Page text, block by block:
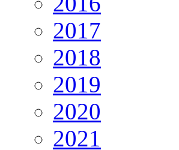
2017
2018
2019
2020
2021